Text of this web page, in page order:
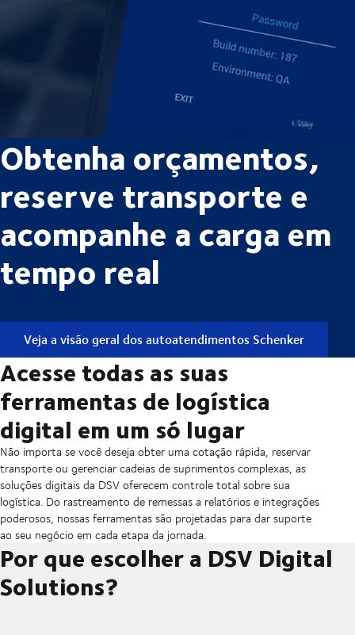
Obtenha orçamentos,
reserve transporte e
acompanhe a carga em
tempo real
Veja a visão geral dos autoatendimentos Schenker
Acesse todas as suas
ferramentas de logística
digital em um só lugar
Não importa se você deseja obter uma cotação rápida, reservar
transporte ou gerenciar cadeias de suprimentos complexas, as
soluções digitais da DSV oferecem controle total sobre sua
logística. Do rastreamento de remessas a relatórios e integrações
poderosos, nossas ferramentas são projetadas para dar suporte
ao seu negócio em cada etapa da jornada.
Por que escolher a DSV Digital
Solutions?